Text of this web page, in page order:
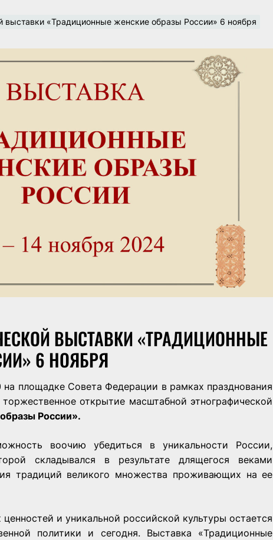
выставки «Традиционные женские образы России» 6 ноября
ВЫСТАВКИ «ТРАДИЦИОННЫЕ
6 НОЯБРЯ
площадке Совета Федерации в рамках празднования
открытие масштабной этнографической
России».
воочию убедиться в уникальности России,
складывался в результате длящегося веками
традиций великого множества проживающих на ее
и уникальной российской культуры остается
политики и сегодня. Выставка «Традиционные